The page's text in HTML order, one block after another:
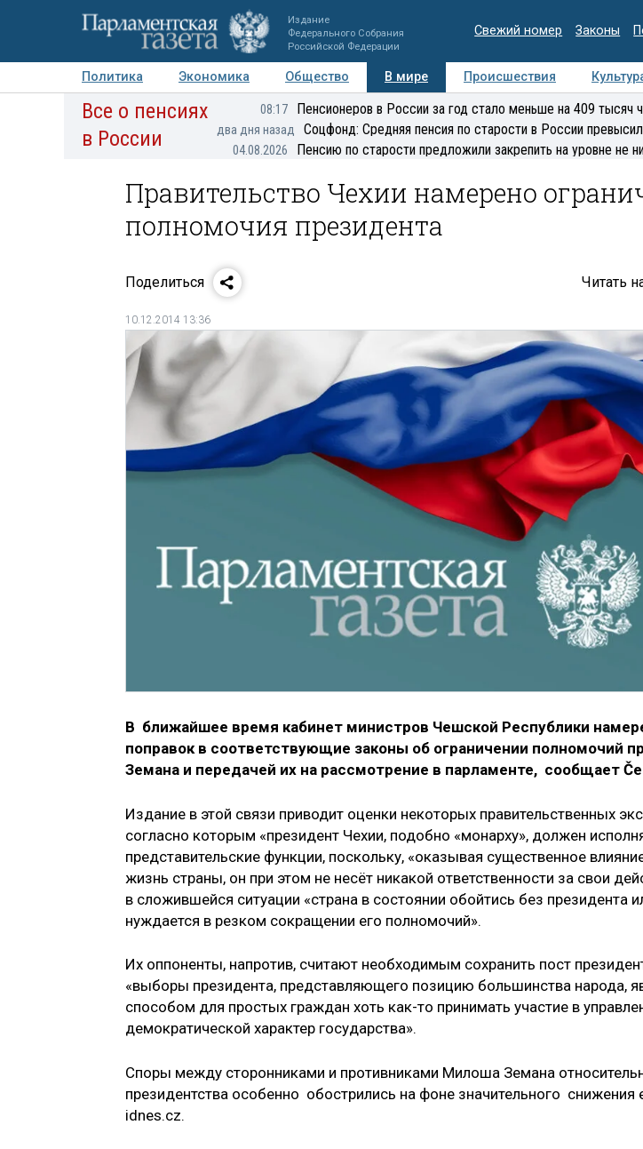
Издание
Федерального Собрания
Российской Федерации
Свежий номер Законы
Политика Экономика Общество В мире Происшествия
Авторы Персоны Мнения Регионы Медиацентр Интервью
Все о пенсиях
в России
08:17 Пенсионеров в России за год стало меньше на 409 тысяч
два дня назад Соцфонд: Средняя пенсия по старости в России
04.08.2026 Пенсию по старости предложили закрепить на уровне не
Правительство Чехии намерено
полномочия президента
Поделиться Читать
10.12.2014 13:36
В ближайшее время кабинет министров Чешской Республики
поправок в соответствующие законы об ограничении полномочий
Земана и передачей их на рассмотрение в парламенте, сообщает
Издание в этой связи приводит оценки некоторых правительственных
согласно которым «президент Чехии, подобно «монарху», должен
представительские функции, поскольку, «оказывая существенное
жизнь страны, он при этом не несёт никакой ответственности за свои
в сложившейся ситуации «страна в состоянии обойтись без президента
нуждается в резком сокращении его полномочий».
Их оппоненты, напротив, считают необходимым сохранить пост
«выборы президента, представляющего позицию большинства народа,
способом для простых граждан хоть как-то принимать участие в
демократической характер государства».
Споры между сторонниками и противниками Милоша Земана
президентства особенно обострились на фоне значительного снижения
idnes.cz.